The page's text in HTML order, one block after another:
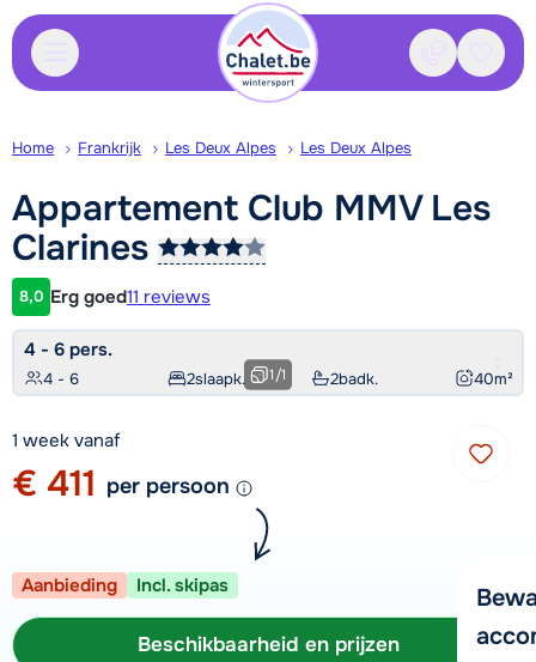
Contact
Home Frankrijk Les Deux Alpes Les Deux Alpes
Appartement Club MMV Les
Clarines
Klantwaardering
8,0 Erg goed11 reviews
4 - 6 pers.
4 - 6 2slaapk. 2badk. 40m²
1/1
1 week vanaf
€ 411 per persoon
Aanbieding Incl. skipas
Beschikbaarheid en prijzen